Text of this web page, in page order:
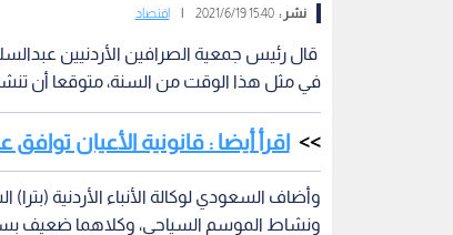
نشر :15:40 2021/6/19 اقتصاد
قال رئيس جمعية الصرافين الأردنيين
في مثل هذا الوقت من السنة، متوقعا أن
اقرأ أيضا : قانونية الأعيان
وأضاف السعودي لوكالة الأنباء الأردنية
ونشاط الموسم السياحي، وكلاهما ضعيف